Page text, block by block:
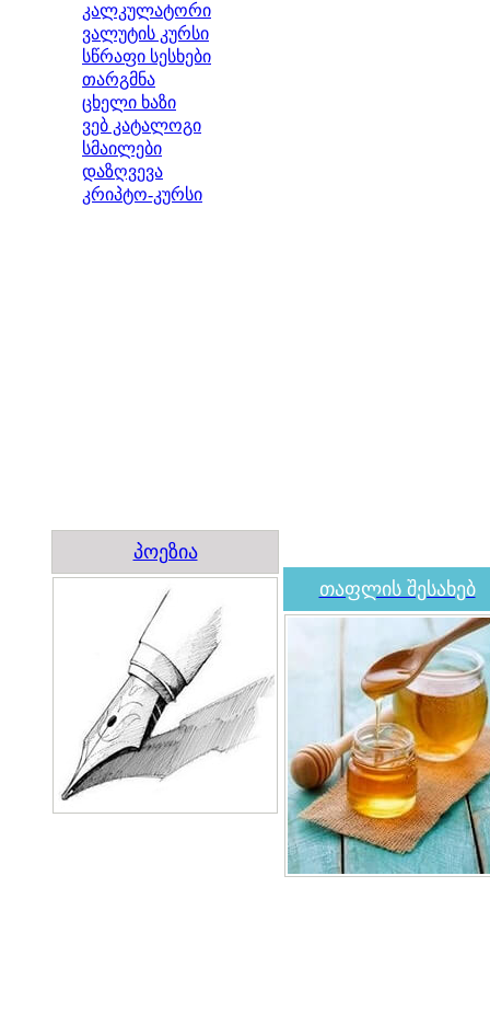
კალკულატორი
ვალუტის კურსი
სწრაფი სესხები
თარგმნა
ცხელი ხაზი
ვებ კატალოგი
სმაილები
დაზღვევა
კრიპტო-კურსი
პოეზია
თაფლის შესახებ